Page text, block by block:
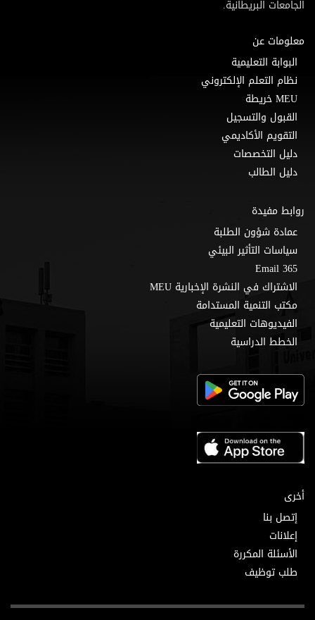
الجامعات البريطانية.
معلومات عن
البوابة التعليمية
نظام التعلم الإلكتروني
MEU خريطة
القبول والتسجيل
التقويم الأكاديمي
دليل التخصصات
دليل الطالب
روابط مفيدة
عمادة شؤون الطلبة
سياسات التأثير البيئي
Email 365
الاشتراك في النشرة الإخبارية MEU
مكتب التنمية المستدامة
الفيديوهات التعليمية
الخطط الدراسية
أخرى
إتصل بنا
إعلانات
الأسئلة المكررة
طلب توظيف